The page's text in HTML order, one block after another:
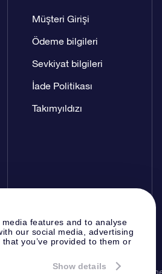
features and to analyse
our social media, advertising
you’ve provided to them or
Show details
Müşteri Girişi
Ödeme bilgileri
Sevkiyat bilgileri
İade Politikası
Takımyıldızı
OSR Gizlilik Bildirimi